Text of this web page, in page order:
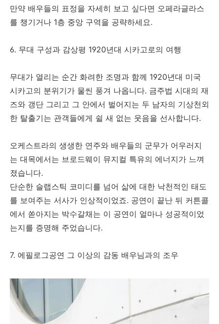
만약 배우들의 표정을 자세히 보고 싶다면 오페라글라스
를 챙기거나 1층 중앙 구역을 공략하세요.
6. 무대 구성과 감상평 1920년대 시카고로의 여행
무대가 열리는 순간 화려한 조명과 함께 1920년대 미국
시카고의 분위기가 물씬 풍겨 나옵니다. 금주법 시대의 재
즈와 갱단 그리고 그 안에서 벌어지는 두 남자의 기상천외
한 탈출기는 관객들에게 쉴 새 없는 웃음을 선사합니다.
오케스트라의 생생한 연주와 배우들의 군무가 어우러지
는 대목에서는 브로드웨이 뮤지컬 특유의 에너지가 느껴
졌습니다.
단순한 슬랩스틱 코미디를 넘어 삶에 대한 낙천적인 태도
를 보여주는 서사가 인상적이었죠. 공연이 끝난 뒤 커튼콜
에서 쏟아지는 박수갈채는 이 공연이 얼마나 성공적이었
는지를 증명해 주었습니다.
7. 에필로그공연 그 이상의 감동 배우님과의 조우